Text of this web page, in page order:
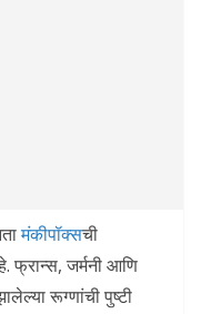
मंकीपॉक्सची
फ्रान्स, जर्मनी आणि
रूग्णांची पुष्टी